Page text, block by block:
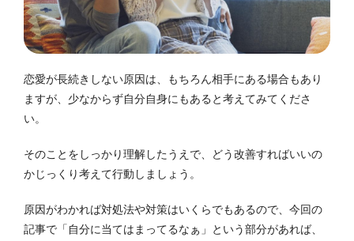
恋愛が長続きしない原因は、もちろん相手にある場合もあり
ますが、少なからず自分自身にもあると考えてみてくださ
い。
そのことをしっかり理解したうえで、どう改善すればいいの
かじっくり考えて行動しましょう。
原因がわかれば対処法や対策はいくらでもあるので、今回の
記事で「自分に当てはまってるなぁ」という部分があれば、